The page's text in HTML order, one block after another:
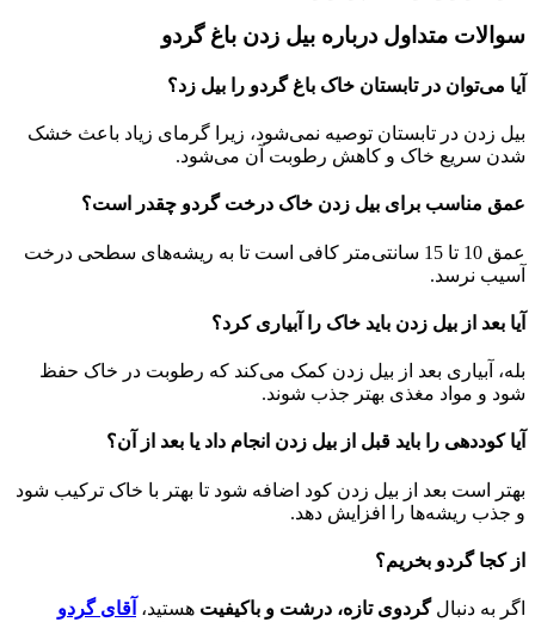
سوالات متداول درباره بیل زدن باغ گردو
آیا می‌توان در تابستان خاک باغ گردو را بیل زد؟
بیل زدن در تابستان توصیه نمی‌شود، زیرا گرمای زیاد باعث خشک
شدن سریع خاک و کاهش رطوبت آن می‌شود.
عمق مناسب برای بیل زدن خاک درخت گردو چقدر است؟
عمق 10 تا 15 سانتی‌متر کافی است تا به ریشه‌های سطحی درخت
آسیب نرسد.
آیا بعد از بیل زدن باید خاک را آبیاری کرد؟
بله، آبیاری بعد از بیل زدن کمک می‌کند که رطوبت در خاک حفظ
شود و مواد مغذی بهتر جذب شوند.
آیا کوددهی را باید قبل از بیل زدن انجام داد یا بعد از آن؟
بهتر است بعد از بیل زدن کود اضافه شود تا بهتر با خاک ترکیب شود
و جذب ریشه‌ها را افزایش دهد.
از کجا گردو بخریم؟
اگر به دنبالگردوی تازه، درشت و باکیفیت هستید، آقای گردو